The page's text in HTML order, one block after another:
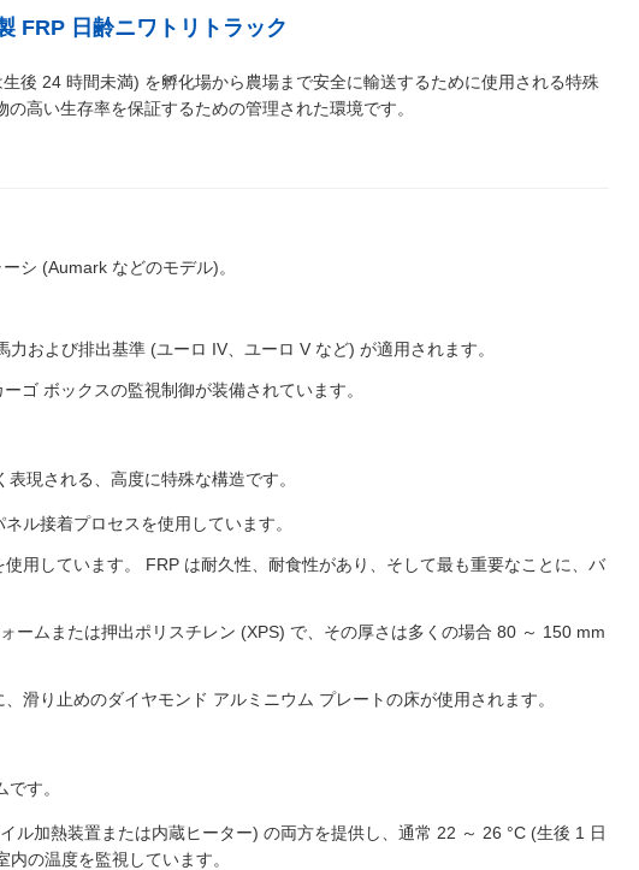
FRP 日齢ニワトリトラック
後 24 時間未満) を孵化場から農場まで安全に輸送するために使用される特殊
高い生存率を保証するための管理された環境です。
シ (Aumark などのモデル)。
および排出基準 (ユーロ IV、ユーロ V など) が適用されます。
ゴ ボックスの監視制御が装備されています。
現される、高度に特殊な構造です。
ル接着プロセスを使用しています。
用しています。 FRP は耐久性、耐食性があり、そして最も重要なことに、バ
ームまたは押出ポリスチレン (XPS) で、その厚さは多くの場合 80 ～ 150 mm
滑り止めのダイヤモンド アルミニウム プレートの床が使用されます。
す。
ル加熱装置または内蔵ヒーター) の両方を提供し、通常 22 ～ 26 °C (生後 1 日
の温度を監視しています。